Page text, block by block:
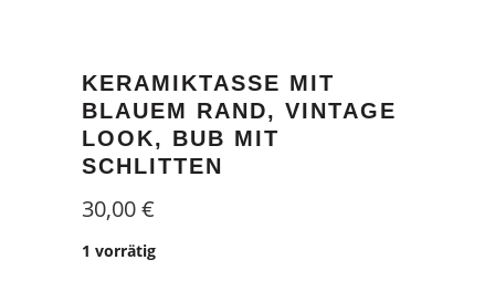
KERAMIKTASSE MIT
BLAUEM RAND, VINTAGE
LOOK, BUB MIT
SCHLITTEN
30,00€
1 vorrätig